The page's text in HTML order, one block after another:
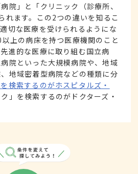
院」と「クリニック（診療所、
れます。この2つの違いを知るこ
切な医療を受けられるようにな
上の病床を持つ医療機関のこと
進的な医療に取り組む国立病
院といった大規模病院や、地域
地域密着型病院などの種類に分
を検索するのがホスピタルズ・
」を検索するのがドクターズ・